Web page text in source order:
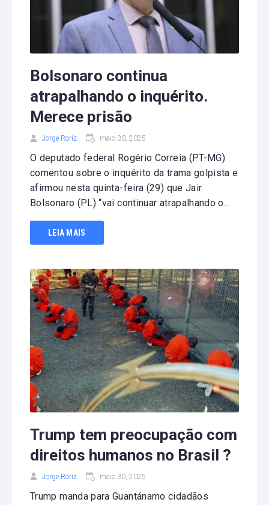
Bolsonaro continua
atrapalhando o inquérito.
Merece prisão
Jorge Roriz maio 30, 2025
O deputado federal Rogério Correia (PT-MG)
comentou sobre o inquérito da trama golpista e
afirmou nesta quinta-feira (29) que Jair
Bolsonaro (PL) “vai continuar atrapalhando o...
LEIA MAIS
Trump tem preocupação com
direitos humanos no Brasil ?
Jorge Roriz maio 30, 2025
Trump manda para Guantánamo cidadãos